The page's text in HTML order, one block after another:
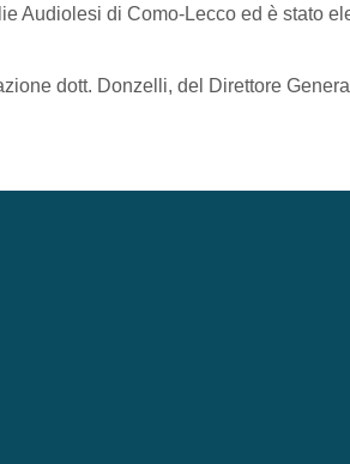
Audiolesi di Como-Lecco ed è stato
dott. Donzelli, del Direttore